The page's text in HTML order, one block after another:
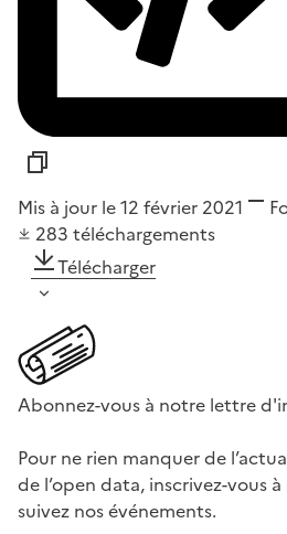
Mis à jour le 12 février 2021
283 téléchargements
Télécharger
Abonnez-vous à notre lettre
Pour ne rien manquer de
de l’open data, inscrivez-vous
suivez nos événements.